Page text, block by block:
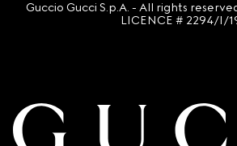
© 2016 - 2025 Guccio Gucci S.p.A. - All rights
LICENCE # 2294/I/